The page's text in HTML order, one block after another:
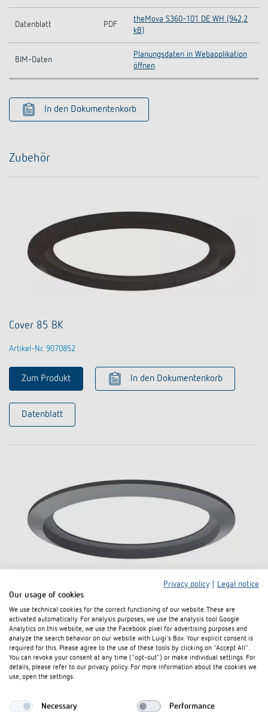
Datenblatt PDF
theMova S360-101 DE WH (942,2
kB)
BIM-Daten
Planungsdaten in Webapplikation
öffnen
In den Dokumentenkorb
Zubehör
Cover 85 BK
Artikel-Nr. 9070852
Zum Produkt In den Dokumentenkorb
Datenblatt
Cover 85 GR
Artikel-Nr. 9070594
Zum Produkt In den Dokumentenkorb
Datenblatt
Privacy policy
Legal notice
Our usage of cookies
We use technical cookies for the correct functioning of our website. These are
activated automatically. For analysis purposes, we use the analysis tool Google
Analytics on this website, we use the Facebook pixel for advertising purposes and
analyze the search behavior on our website with Luigi's Box. Your explicit consent is
required for this. Please agree to the use of these tools by clicking on "Accept All".
You can revoke your consent at any time ("opt-out") or make individual settings. For
details, please refer to our privacy policy. For more information about the cookies we
use, open the settings.
Necessary Performance